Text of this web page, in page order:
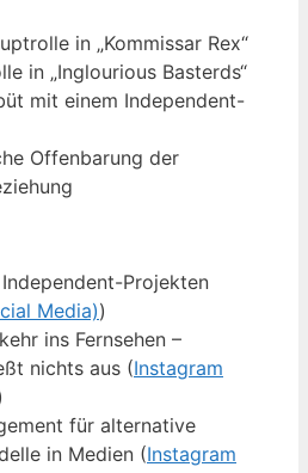
in „Kommissar Rex“
in „Inglourious Basterds“
mit einem Independent-
Offenbarung der
Projekten
Media))
ins Fernsehen –
nichts aus (Instagram
für alternative
in Medien (Instagram